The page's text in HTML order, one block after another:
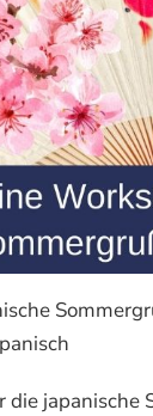
die japanische